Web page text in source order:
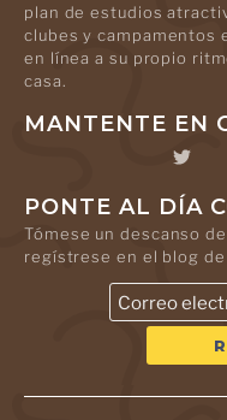
plan de estudios
clubes y campamentos
en línea a su propio
casa.
MANTENTE EN
PONTE AL DÍA
Tómese un descanso
regístrese en el blog